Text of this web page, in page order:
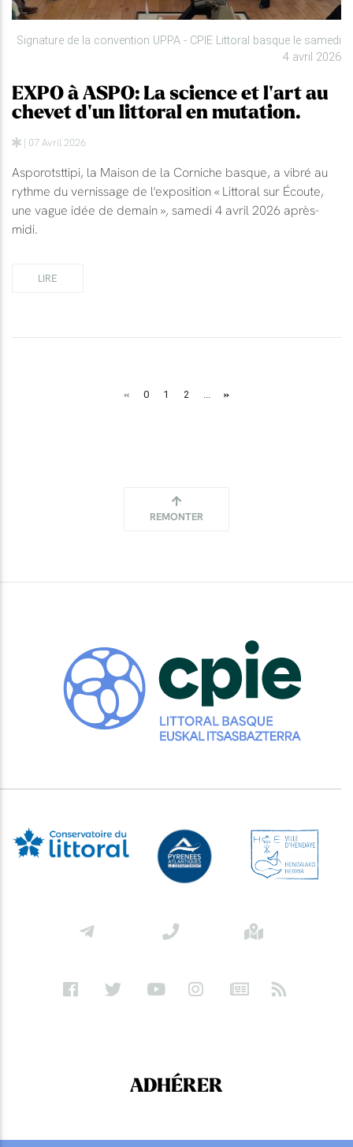
Signature de la convention UPPA - CPIE Littoral basque le samedi
4 avril 2026
EXPO à ASPO: La science et l'art au
chevet d'un littoral en mutation.
| 07 Avril 2026
Asporotsttipi, la Maison de la Corniche basque, a vibré au
rythme du vernissage de l'exposition « Littoral sur Écoute,
une vague idée de demain », samedi 4 avril 2026 après-
midi.
LIRE
« 0 1 2 »
REMONTER
ADHÉRER